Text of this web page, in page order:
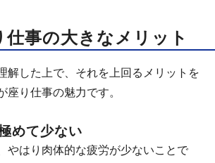
仕事の大きなメリット
解した上で、それを上回るメリットを
座り仕事の魅力です。
めて少ない
やはり肉体的な疲労が少ないことで